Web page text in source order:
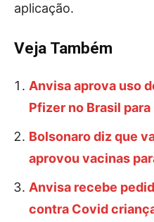
aplicação.
Veja Também
Anvisa aprova uso
Pfizer no Brasil
Bolsonaro diz que
aprovou vacinas
Anvisa recebe
contra Covid